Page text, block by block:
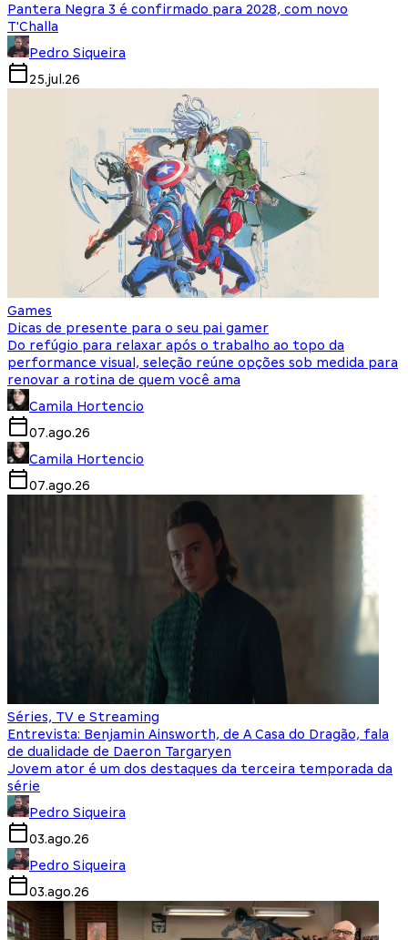
Pantera Negra 3 é confirmado para 2028, com novo
T'Challa
Pedro Siqueira
25.jul.26
Games
Dicas de presente para o seu pai gamer
Do refúgio para relaxar após o trabalho ao topo da
performance visual, seleção reúne opções sob medida para
renovar a rotina de quem você ama
Camila Hortencio
07.ago.26
Camila Hortencio
07.ago.26
Séries, TV e Streaming
Entrevista: Benjamin Ainsworth, de A Casa do Dragão, fala
de dualidade de Daeron Targaryen
Jovem ator é um dos destaques da terceira temporada da
série
Pedro Siqueira
03.ago.26
Pedro Siqueira
03.ago.26